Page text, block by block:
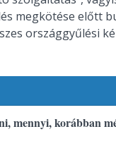
megkötése előtt
országgyűlési
mennyi, korábban